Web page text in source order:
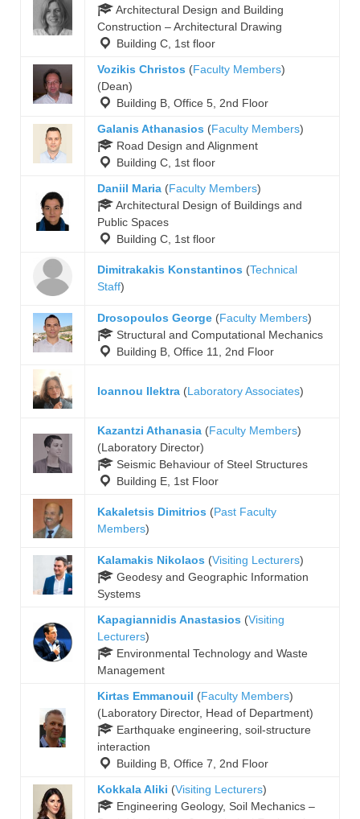
Architectural Design and Building
Construction – Architectural Drawing
Building C, 1st floor
Vozikis Christos (Faculty Members)
(Dean)
Building B, Office 5, 2nd Floor
Galanis Athanasios (Faculty Members)
Road Design and Alignment
Building C, 1st floor
Daniil Maria (Faculty Members)
Architectural Design of Buildings and
Public Spaces
Building C, 1st floor
Dimitrakakis Konstantinos (Technical
Staff)
Drosopoulos George (Faculty Members)
Structural and Computational Mechanics
Building B, Office 11, 2nd Floor
Ioannou Ilektra (Laboratory Associates)
Kazantzi Athanasia (Faculty Members)
(Laboratory Director)
Seismic Behaviour of Steel Structures
Building E, 1st Floor
Kakaletsis Dimitrios (Past Faculty
Members)
Kalamakis Nikolaos (Visiting Lecturers)
Geodesy and Geographic Information
Systems
Kapagiannidis Anastasios (Visiting
Lecturers)
Environmental Technology and Waste
Management
Kirtas Emmanouil (Faculty Members)
(Laboratory Director, Head of Department)
Earthquake engineering, soil-structure
interaction
Building B, Office 7, 2nd Floor
Kokkala Aliki (Visiting Lecturers)
Engineering Geology, Soil Mechanics –